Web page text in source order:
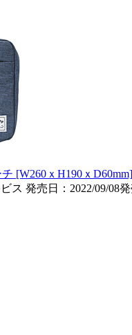
[W260ｘH190ｘ
ス 発売日：2022/09/08